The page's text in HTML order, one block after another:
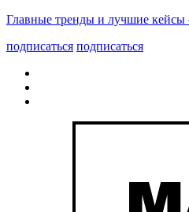
Главные тренды и лучшие
подписаться подписаться